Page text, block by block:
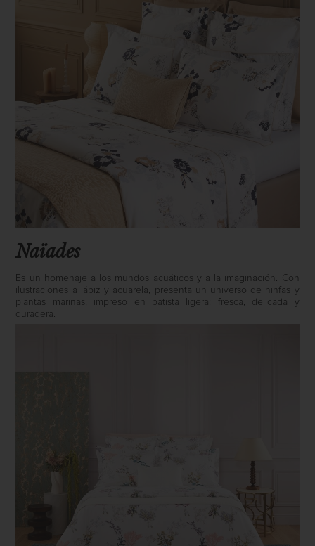
Naïades
Es un homenaje a los mundos acuáticos y a la imaginación. Con
ilustraciones a lápiz y acuarela, presenta un universo de ninfas y
plantas marinas, impreso en batista ligera: fresca, delicada y
duradera.